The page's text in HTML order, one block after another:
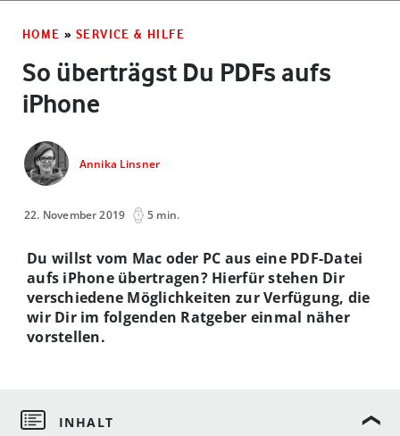
HOME » SERVICE & HILFE
So überträgst Du PDFs aufs
iPhone
Annika Linsner
22. November 2019 5 min.
Du willst vom Mac oder PC aus eine PDF-Datei
aufs iPhone übertragen? Hierfür stehen Dir
verschiedene Möglichkeiten zur Verfügung, die
wir Dir im folgenden Ratgeber einmal näher
vorstellen.